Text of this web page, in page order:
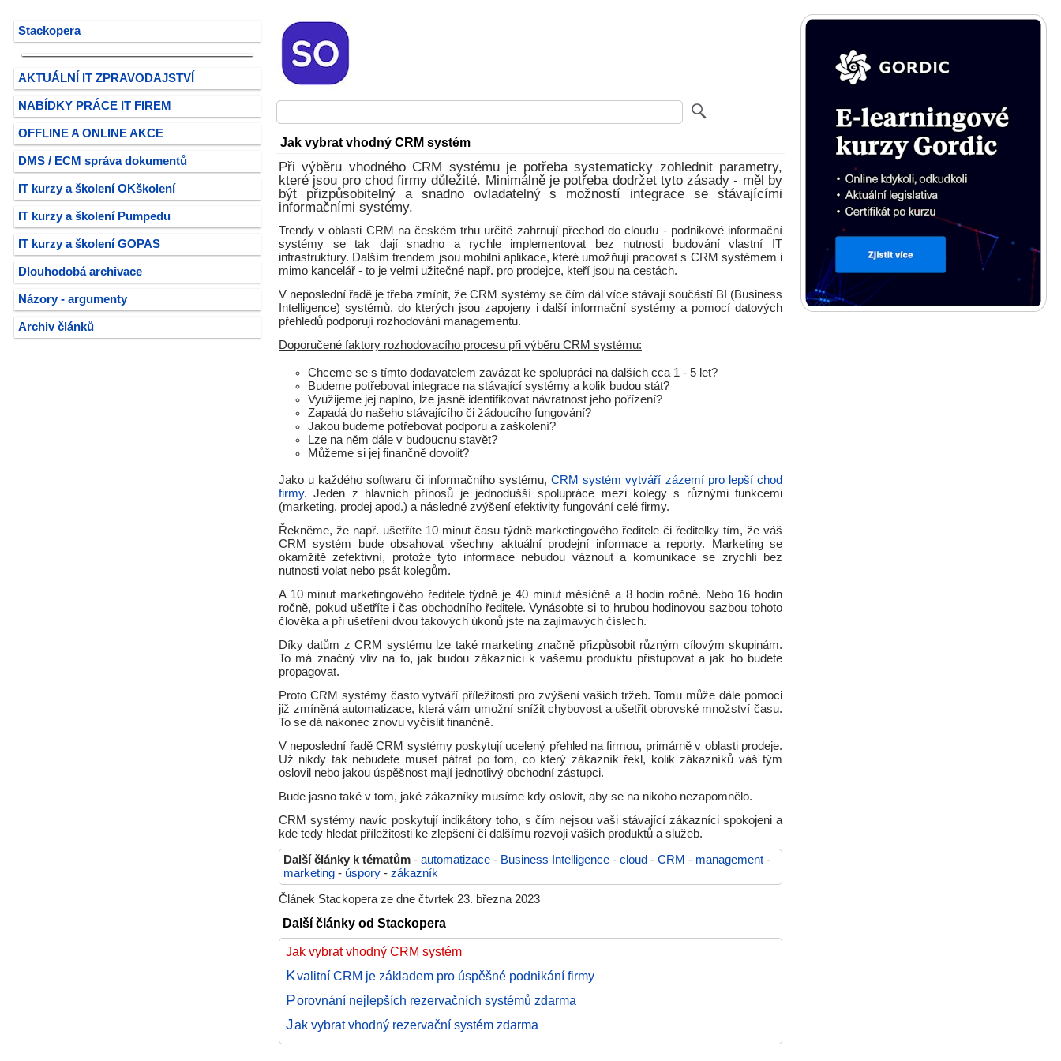
Stackopera
AKTUÁLNÍ IT ZPRAVODAJSTVÍ
NABÍDKY PRÁCE IT FIREM
OFFLINE A ONLINE AKCE
DMS / ECM správa dokumentů
IT kurzy a školení OKškolení
IT kurzy a školení Pumpedu
IT kurzy a školení GOPAS
Dlouhodobá archivace
Názory - argumenty
Archiv článků
Jak vybrat vhodný CRM systém
Při výběru vhodného CRM systému je potřeba systematicky zohlednit parametry,
které jsou pro chod firmy důležité. Minimálně je potřeba dodržet tyto zásady - měl by
být přizpůsobitelný a snadno ovladatelný s možností integrace se stávajícími
informačními systémy.
Trendy v oblasti CRM na českém trhu určitě zahrnují přechod do cloudu - podnikové informační
systémy se tak dají snadno a rychle implementovat bez nutnosti budování vlastní IT
infrastruktury. Dalším trendem jsou mobilní aplikace, které umožňují pracovat s CRM systémem i
mimo kancelář - to je velmi užitečné např. pro prodejce, kteří jsou na cestách.
V neposlední řadě je třeba zmínit, že CRM systémy se čím dál více stávají součástí BI (Business
Intelligence) systémů, do kterých jsou zapojeny i další informační systémy a pomocí datových
přehledů podporují rozhodování managementu.
Doporučené faktory rozhodovacího procesu při výběru CRM systému:
Chceme se s tímto dodavatelem zavázat ke spolupráci na dalších cca 1 - 5 let?
Budeme potřebovat integrace na stávající systémy a kolik budou stát?
Využijeme jej naplno, lze jasně identifikovat návratnost jeho pořízení?
Zapadá do našeho stávajícího či žádoucího fungování?
Jakou budeme potřebovat podporu a zaškolení?
Lze na něm dále v budoucnu stavět?
Můžeme si jej finančně dovolit?
Jako u každého softwaru či informačního systému,CRM systém vytváří zázemí pro lepší chod
firmy. Jeden z hlavních přínosů je jednodušší spolupráce mezi kolegy s různými funkcemi
(marketing, prodej apod.) a následné zvýšení efektivity fungování celé firmy.
Řekněme, že např. ušetříte 10 minut času týdně marketingového ředitele či ředitelky tím, že váš
CRM systém bude obsahovat všechny aktuální prodejní informace a reporty. Marketing se
okamžitě zefektivní, protože tyto informace nebudou váznout a komunikace se zrychlí bez
nutnosti volat nebo psát kolegům.
A 10 minut marketingového ředitele týdně je 40 minut měsíčně a 8 hodin ročně. Nebo 16 hodin
ročně, pokud ušetříte i čas obchodního ředitele. Vynásobte si to hrubou hodinovou sazbou tohoto
člověka a při ušetření dvou takových úkonů jste na zajímavých číslech.
Díky datům z CRM systému lze také marketing značně přizpůsobit různým cílovým skupinám.
To má značný vliv na to, jak budou zákazníci k vašemu produktu přistupovat a jak ho budete
propagovat.
Proto CRM systémy často vytváří příležitosti pro zvýšení vašich tržeb. Tomu může dále pomoci
již zmíněná automatizace, která vám umožní snížit chybovost a ušetřit obrovské množství času.
To se dá nakonec znovu vyčíslit finančně.
V neposlední řadě CRM systémy poskytují ucelený přehled na firmou, primárně v oblasti prodeje.
Už nikdy tak nebudete muset pátrat po tom, co který zákazník řekl, kolik zákazníků váš tým
oslovil nebo jakou úspěšnost mají jednotlivý obchodní zástupci.
Bude jasno také v tom, jaké zákazníky musíme kdy oslovit, aby se na nikoho nezapomnělo.
CRM systémy navíc poskytují indikátory toho, s čím nejsou vaši stávající zákazníci spokojeni a
kde tedy hledat příležitosti ke zlepšení či dalšímu rozvoji vašich produktů a služeb.
Další články k tématům - automatizace - Business Intelligence - cloud - CRM - management -
marketing - úspory - zákazník
Článek Stackopera ze dne čtvrtek 23. března 2023
Další články od Stackopera
Jak vybrat vhodný CRM systém
Kvalitní CRM je základem pro úspěšné podnikání firmy
Porovnání nejlepších rezervačních systémů zdarma
Jak vybrat vhodný rezervační systém zdarma